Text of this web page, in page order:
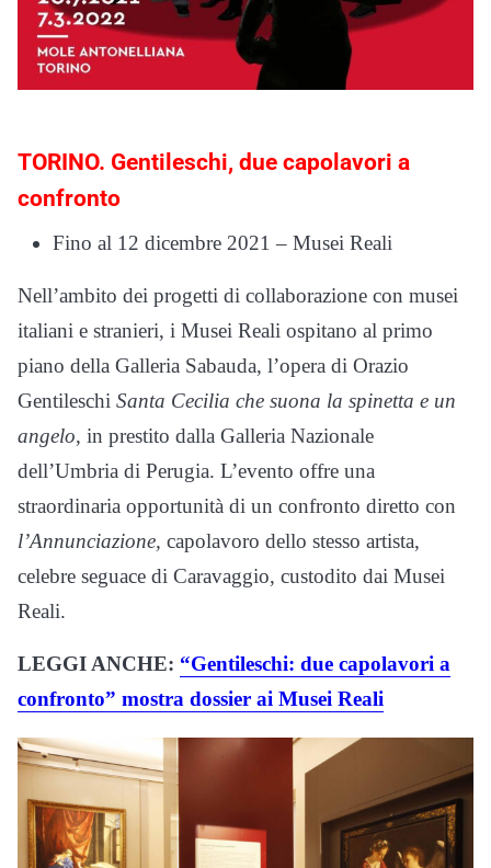
TORINO. Gentileschi, due capolavori a
confronto
Fino al 12 dicembre 2021 – Musei Reali
Nell’ambito dei progetti di collaborazione con musei
italiani e stranieri, i Musei Reali ospitano al primo
piano della Galleria Sabauda, l’opera di Orazio
Gentileschi Santa Cecilia che suona la spinetta e un
angelo, in prestito dalla Galleria Nazionale
dell’Umbria di Perugia. L’evento offre una
straordinaria opportunità di un confronto diretto con
l’Annunciazione, capolavoro dello stesso artista,
celebre seguace di Caravaggio, custodito dai Musei
Reali.
LEGGI ANCHE: “Gentileschi: due capolavori a
confronto” mostra dossier ai Musei Reali